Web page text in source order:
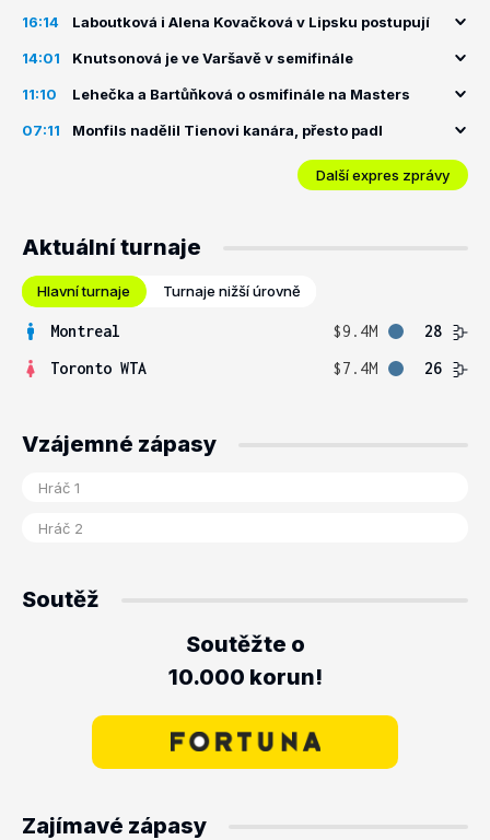
16:14 Laboutková i Alena Kovačková v Lipsku postupují
14:01 Knutsonová je ve Varšavě v semifinále
11:10 Lehečka a Bartůňková o osmifinále na Masters
07:11 Monfils nadělil Tienovi kanára, přesto padl
Další expres zprávy
Aktuální turnaje
Hlavní turnaje Turnaje nižší úrovně
Montreal $9.4M
28
Toronto WTA
$7.4M 26
Vzájemné zápasy
Soutěž
Soutěžte o
10.000 korun!
Zajímavé zápasy